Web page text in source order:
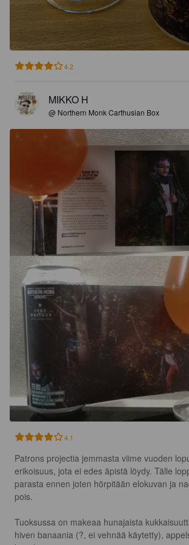
4.2
MIKKO H
@ Northern Monk Carthusian Box
4.1
Patrons projectia jemmasta viime vuoden
erikoisuus, jota ei edes äpistä löydy. Tälle
parasta ennen joten hörpitään elokuvan ja
pois.
Tuoksussa on makeaa hunajaista
hiven banaania (?, ei vehnää käytetty),